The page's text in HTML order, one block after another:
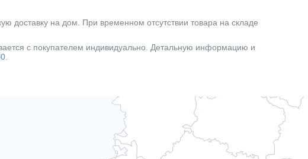
доставку на дом. При временном отсутствии товара на складе
с покупателем индивидуально. Детальную информацию и